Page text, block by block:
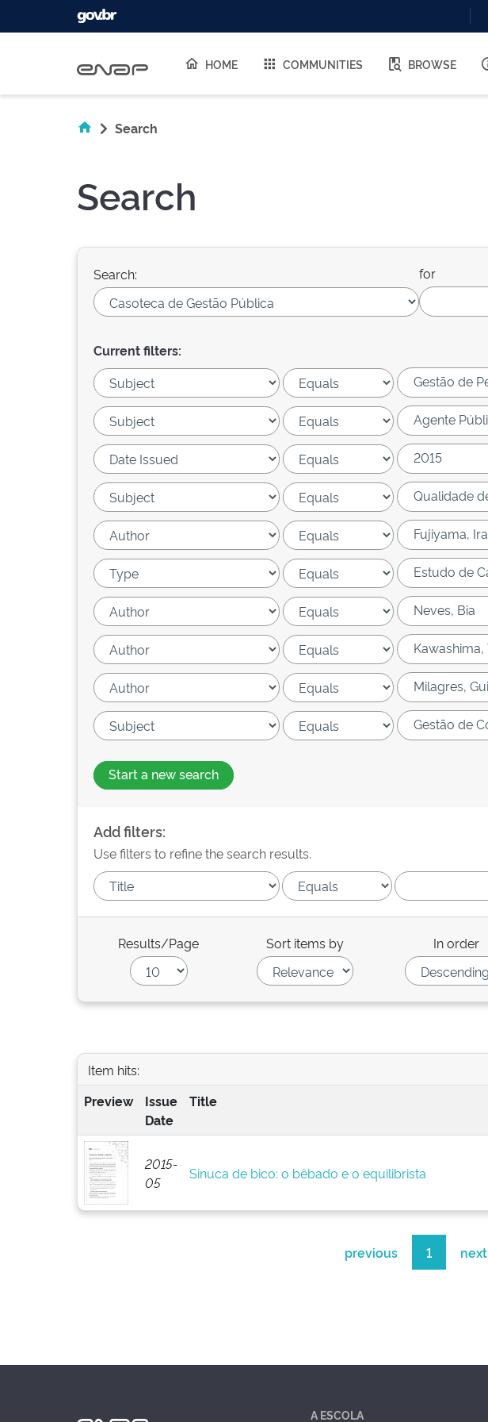
HOME COMMUNITIES BROWSE
Search
Search
Search: for
Current filters:
Start a new search
Add filters:
Use filters to refine the search results.
Results/Page Sort items by In order
Item hits:
Preview
Issue
Date
Title
2015-
05
Sinuca de bico: o bêbado e o equilibrista
previous 1 next
A ESCOLA